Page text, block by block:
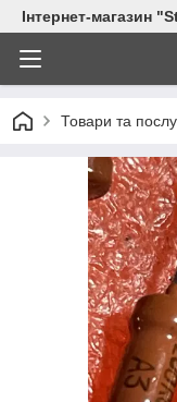
Інтернет-магазин
Товари та